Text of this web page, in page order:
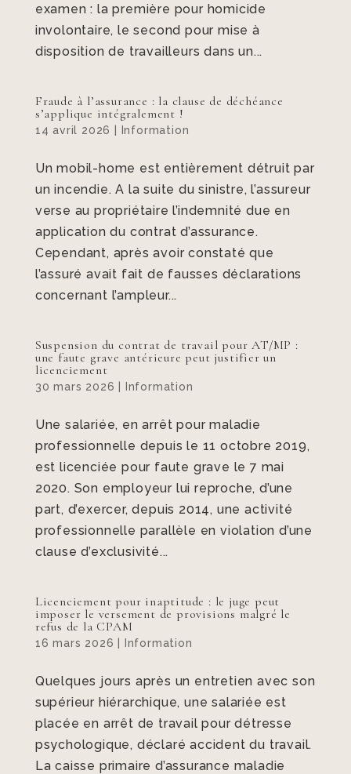
examen : la première pour homicide
involontaire, le second pour mise à
disposition de travailleurs dans un...
Fraude à l’assurance : la clause de déchéance
s’applique intégralement !
14 avril 2026 Information
Un mobil-home est entièrement détruit par
un incendie. A la suite du sinistre, l’assureur
verse au propriétaire l’indemnité due en
application du contrat d’assurance.
Cependant, après avoir constaté que
l’assuré avait fait de fausses déclarations
concernant l’ampleur...
Suspension du contrat de travail pour AT/MP :
une faute grave antérieure peut justifier un
licenciement
30 mars 2026 Information
Une salariée, en arrêt pour maladie
professionnelle depuis le 11 octobre 2019,
est licenciée pour faute grave le 7 mai
2020. Son employeur lui reproche, d’une
part, d’exercer, depuis 2014, une activité
professionnelle parallèle en violation d’une
clause d’exclusivité...
Licenciement pour inaptitude : le juge peut
imposer le versement de provisions malgré le
refus de la CPAM
16 mars 2026 Information
Quelques jours après un entretien avec son
supérieur hiérarchique, une salariée est
placée en arrêt de travail pour détresse
psychologique, déclaré accident du travail.
La caisse primaire d’assurance maladie